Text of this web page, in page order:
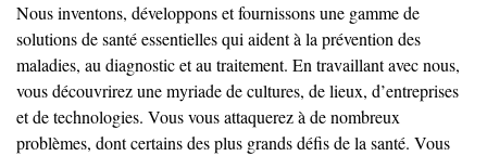
Nous inventons, développons et fournissons une gamme de
solutions de santé essentielles qui aident à la prévention des
maladies, au diagnostic et au traitement. En travaillant avec nous,
vous découvrirez une myriade de cultures, de lieux, d’entreprises
et de technologies. Vous vous attaquerez à de nombreux
problèmes, dont certains des plus grands défis de la santé. Vous